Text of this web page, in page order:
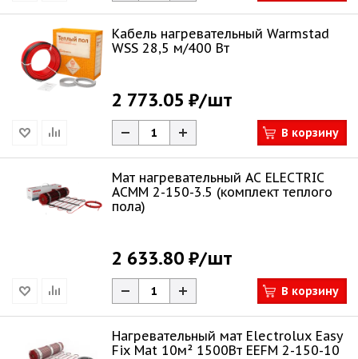
Кабель нагревательный Warmstad
WSS 28,5 м/400 Вт
2 773.05 ₽/шт
В корзину
Мат нагревательный AC ELECTRIC
ACMM 2-150-3.5 (комплект теплого
пола)
2 633.80 ₽/шт
В корзину
Нагревательный мат Electrolux Easy
Fix Mat 10м² 1500Вт EEFM 2-150-10